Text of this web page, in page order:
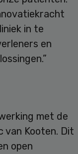
in te
en
met de
van Kooten. Dit
open